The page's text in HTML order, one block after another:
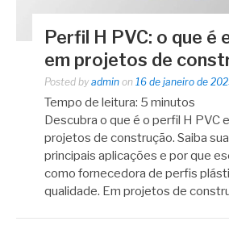
Perfil H PVC: o que é
em projetos de
Posted by admin on 16 de janeiro de
Tempo de leitura: 5 minutos
Descubra o que é o perfil H PVC
projetos de construção. Saiba
principais aplicações e por que
como fornecedora de perfis
qualidade. Em projetos de